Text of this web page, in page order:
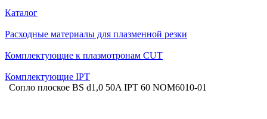
Каталог
Расходные материалы для плазменной резки
Комплектующие к плазмотронам CUT
Комплектующие IPT
Сопло плоское BS d1,0 50A IPT 60 NOM6010-01